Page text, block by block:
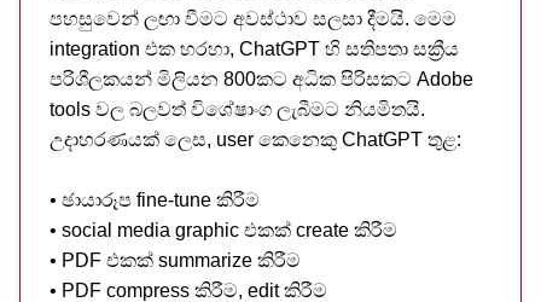
පහසුවෙන් ලඟා වීමට අවස්ථාව සලසා දීමයි. මෙම
integration එක හරහා, ChatGPT හි සතිපතා සක්‍රීය
පරිශීලකයන් මිලියන 800කට අධික පිරිසකට Adobe
tools වල බලවත් විශේෂාංග ලැබීමට නියමිතයි.
උදාහරණයක් ලෙස, user කෙනෙකු ChatGPT තුළ:
• ඡායාරූප fine-tune කිරීම
• social media graphic එකක් create කිරීම
• PDF එකක් summarize කිරීම
• PDF compress කිරීම, edit කිරීම